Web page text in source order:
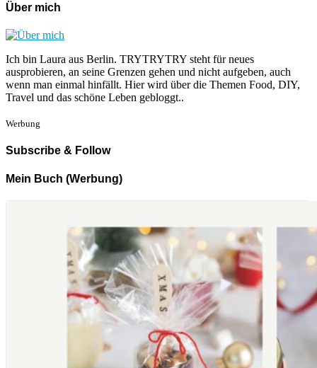
Über mich
Ich bin Laura aus Berlin. TRYTRYTRY steht für neues
ausprobieren, an seine Grenzen gehen und nicht aufgeben, auch
wenn man einmal hinfällt. Hier wird über die Themen Food, DIY,
Travel und das schöne Leben gebloggt..
Werbung
Subscribe & Follow
Mein Buch (Werbung)